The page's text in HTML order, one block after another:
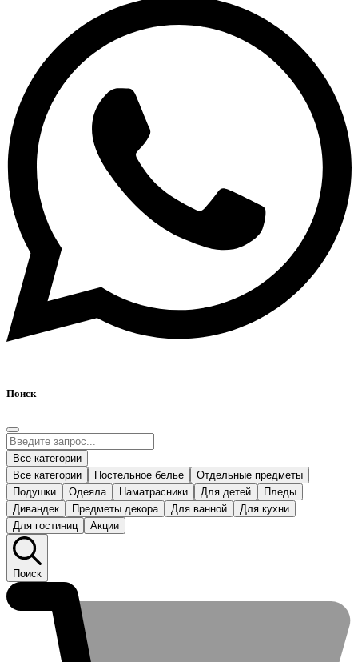
Поиск
Все категории
Все категории
Постельное белье
Отдельные предметы
Подушки
Одеяла Наматрасники Для детей
Пледы
Дивандек
Предметы декора Для ванной
Для кухни
Для гостиниц
Акции
Поиск